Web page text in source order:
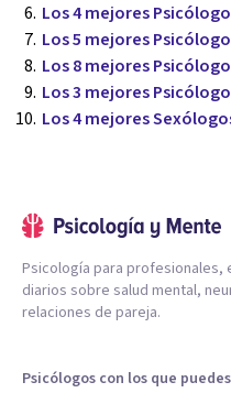
Los 4 mejores
Los 5 mejores
Los 8 mejores
Los 3 mejores
Los 4 mejores
Psicología para profesionales,
diarios sobre salud mental,
relaciones de pareja.
Psicólogos con los que